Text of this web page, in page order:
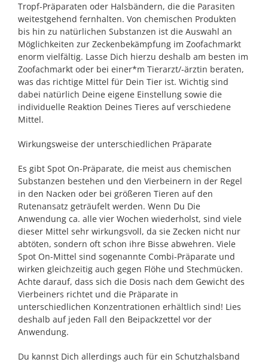
Tropf-Präparaten oder Halsbändern, die die Parasiten
weitestgehend fernhalten. Von chemischen Produkten
bis hin zu natürlichen Substanzen ist die Auswahl an
Möglichkeiten zur Zeckenbekämpfung im Zoofachmarkt
enorm vielfältig. Lasse Dich hierzu deshalb am besten im
Zoofachmarkt oder bei einer*m Tierarzt/-ärztin beraten,
was das richtige Mittel für Dein Tier ist. Wichtig sind
dabei natürlich Deine eigene Einstellung sowie die
individuelle Reaktion Deines Tieres auf verschiedene
Mittel.
Wirkungsweise der unterschiedlichen Präparate
Es gibt Spot On-Präparate, die meist aus chemischen
Substanzen bestehen und den Vierbeinern in der Regel
in den Nacken oder bei größeren Tieren auf den
Rutenansatz geträufelt werden. Wenn Du Die
Anwendung ca. alle vier Wochen wiederholst, sind viele
dieser Mittel sehr wirkungsvoll, da sie Zecken nicht nur
abtöten, sondern oft schon ihre Bisse abwehren. Viele
Spot On-Mittel sind sogenannte Combi-Präparate und
wirken gleichzeitig auch gegen Flöhe und Stechmücken.
Achte darauf, dass sich die Dosis nach dem Gewicht des
Vierbeiners richtet und die Präparate in
unterschiedlichen Konzentrationen erhältlich sind! Lies
deshalb auf jeden Fall den Beipackzettel vor der
Anwendung.
Du kannst Dich allerdings auch für ein Schutzhalsband